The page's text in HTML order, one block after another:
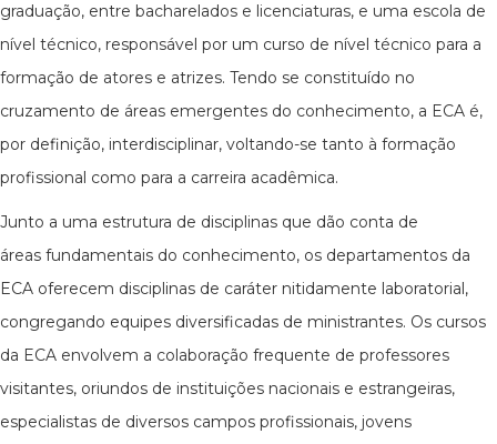
graduação, entre bacharelados e licenciaturas, e uma escola de
nível técnico, responsável por um curso de nível técnico para a
formação de atores e atrizes. Tendo se constituído no
cruzamento de áreas emergentes do conhecimento, a ECA é,
por definição, interdisciplinar, voltando-se tanto à formação
profissional como para a carreira acadêmica.
Junto a uma estrutura de disciplinas que dão conta de
áreas fundamentais do conhecimento, os departamentos da
ECA oferecem disciplinas de caráter nitidamente laboratorial,
congregando equipes diversificadas de ministrantes. Os cursos
da ECA envolvem a colaboração frequente de professores
visitantes, oriundos de instituições nacionais e estrangeiras,
especialistas de diversos campos profissionais, jovens